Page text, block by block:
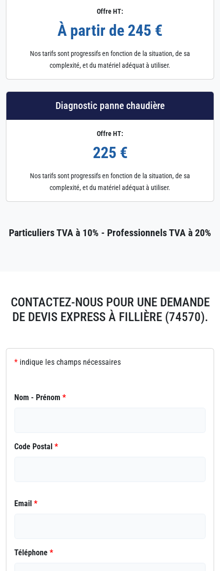
Offre HT:
À partir de 245 €
Nos tarifs sont progressifs en fonction de la situation, de sa
complexité, et du matériel adéquat à utiliser.
Diagnostic panne chaudière
Offre HT:
225 €
Nos tarifs sont progressifs en fonction de la situation, de sa
complexité, et du matériel adéquat à utiliser.
Particuliers TVA à 10% - Professionnels TVA à 20%
CONTACTEZ-NOUS POUR UNE DEMANDE
DE DEVIS EXPRESS À FILLIÈRE (74570).
* indique les champs nécessaires
Nom - Prénom *
Code Postal *
Email *
Téléphone *